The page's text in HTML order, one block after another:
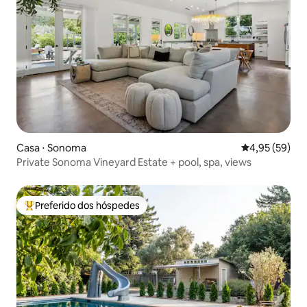
Casa ⋅ Sonoma 4,95 de uma
4,95 (59)
Private Sonoma Vineyard Estate + pool, spa, views
Entre os melhores preferidos dos hóspedes
Preferido dos hóspedes